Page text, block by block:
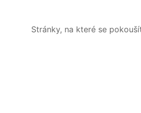
Stránky, na které se